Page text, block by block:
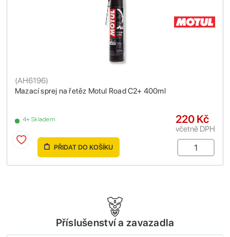
Mazací sprej na řetěz Motul Road C2+ 400ml
(AH6196)
4+ Skladem 220 Kč
včetně DPH
PŘIDAT DO KOŠÍKU
Příslušenství a zavazadla